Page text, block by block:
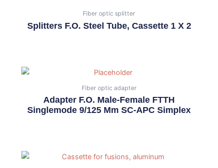
Fiber optic splitter
Splitters F.O. Steel Tube, Cassette 1 X 2
Fiber optic adapter
Adapter F.O. Male-Female FTTH
Singlemode 9/125 Μm SC-APC Simplex